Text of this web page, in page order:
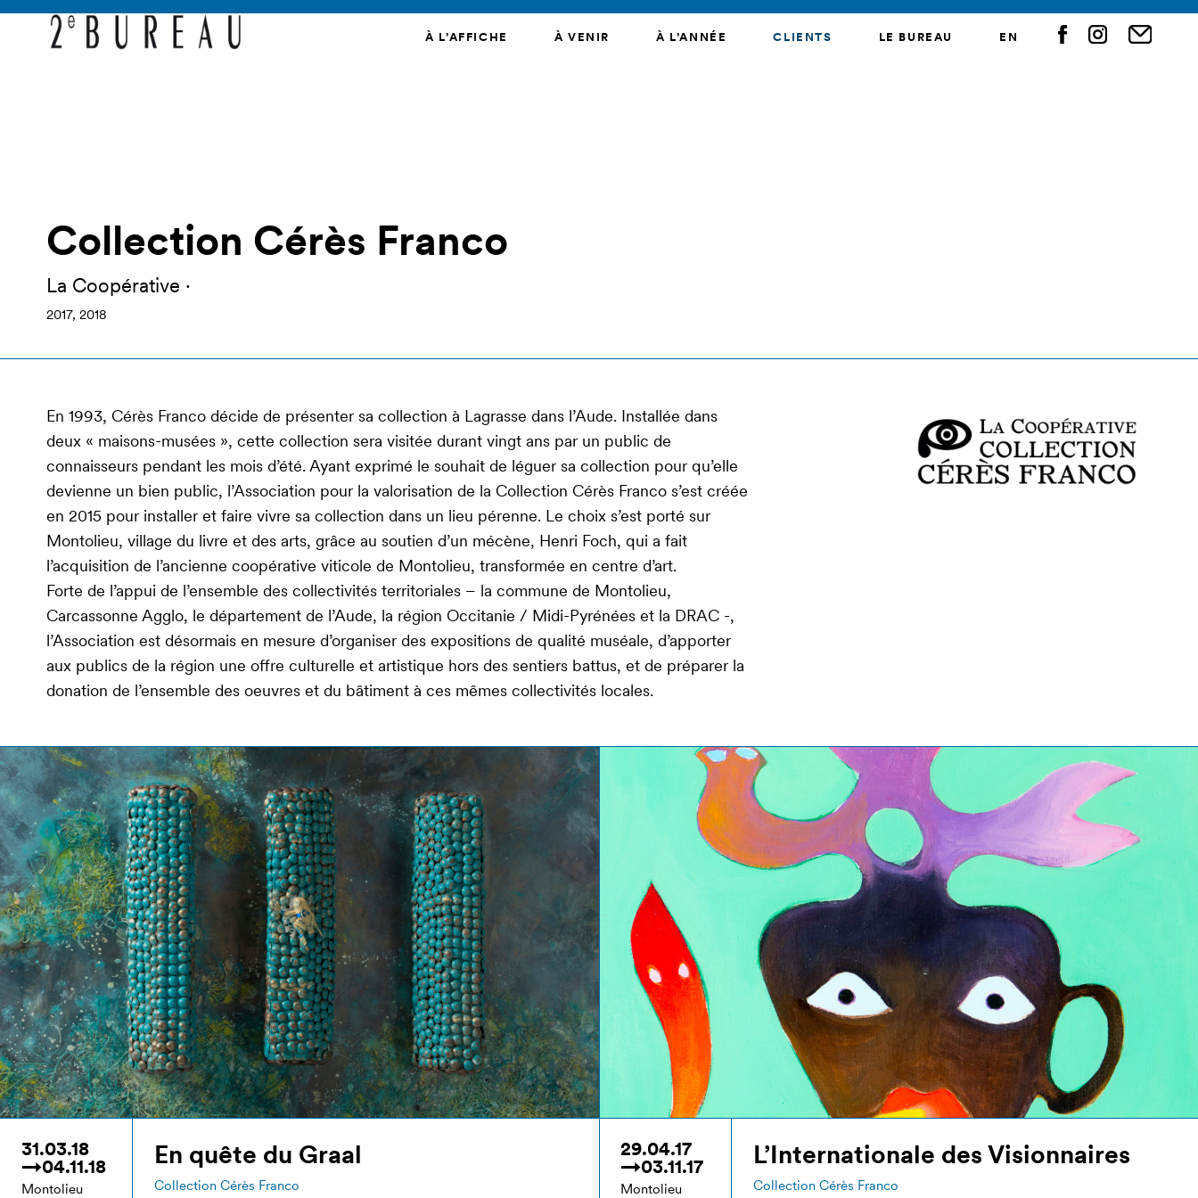
À L’AFFICHE À VENIR À L’ANNÉE CLIENTS LE BUREAU EN
Collection Cérès Franco
La Coopérative ·
2017, 2018
En 1993, Cérès Franco décide de présenter sa collection à Lagrasse dans l’Aude. Installée dans
deux « maisons-musées », cette collection sera visitée durant vingt ans par un public de
connaisseurs pendant les mois d’été. Ayant exprimé le souhait de léguer sa collection pour qu’elle
devienne un bien public, l’Association pour la valorisation de la Collection Cérès Franco s’est créée
en 2015 pour installer et faire vivre sa collection dans un lieu pérenne. Le choix s’est porté sur
Montolieu, village du livre et des arts, grâce au soutien d’un mécène, Henri Foch, qui a fait
l’acquisition de l’ancienne coopérative viticole de Montolieu, transformée en centre d’art.
Forte de l’appui de l’ensemble des collectivités territoriales – la commune de Montolieu,
Carcassonne Agglo, le département de l’Aude, la région Occitanie / Midi-Pyrénées et la DRAC -,
l’Association est désormais en mesure d’organiser des expositions de qualité muséale, d’apporter
aux publics de la région une offre culturelle et artistique hors des sentiers battus, et de préparer la
donation de l’ensemble des oeuvres et du bâtiment à ces mêmes collectivités locales.
31.03.18
→04.11.18
Montolieu
En quête du Graal
Collection Cérès Franco
29.04.17
→03.11.17
Montolieu
L’Internationale des Visionnaires
Collection Cérès Franco